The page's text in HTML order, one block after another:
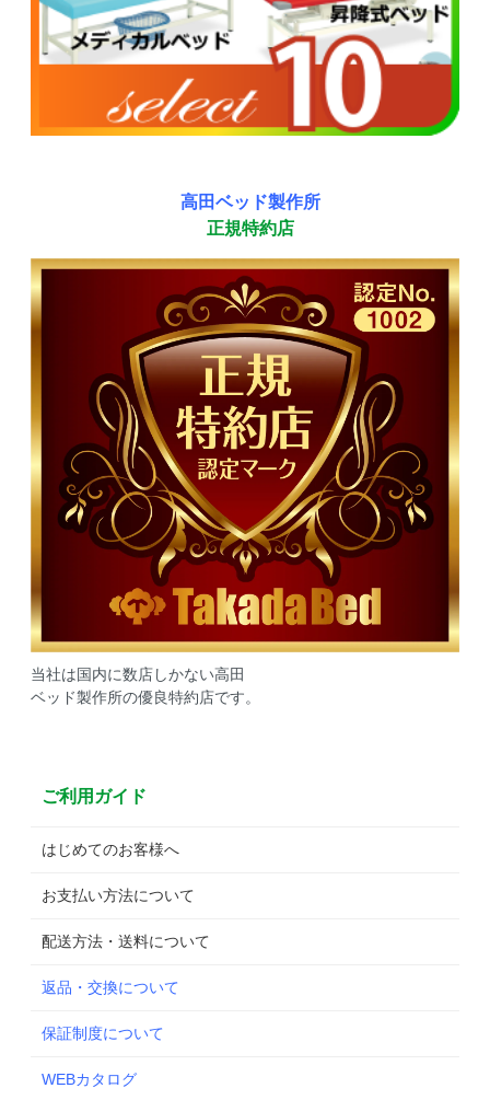
高田ベッド製作所
正規特約店
当社は国内に数店しかない高田
ベッド製作所の優良特約店です。
ご利用ガイド
はじめてのお客様へ
お支払い方法について
配送方法・送料について
返品・交換について
保証制度について
WEBカタログ